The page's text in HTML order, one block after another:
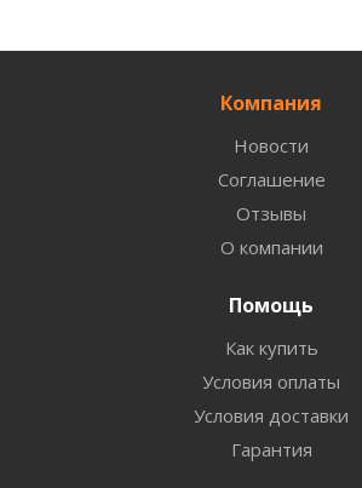
Компания
Новости
Соглашение
Отзывы
О компании
Помощь
Как купить
Условия оплаты
Условия доставки
Гарантия